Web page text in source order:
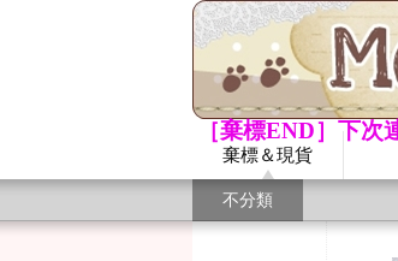
棄標＆現貨
不分類
［棄標END］下